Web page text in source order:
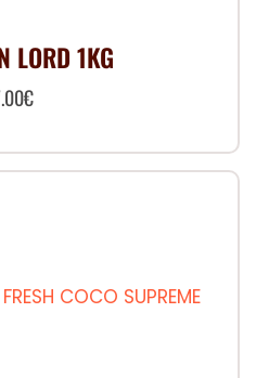
LORD 1KG
€